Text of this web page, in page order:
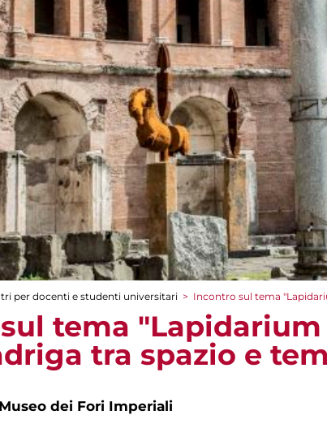
per docenti e studenti universitari > Incontro sul tema
tema
tra spazio e
dei Fori Imperiali